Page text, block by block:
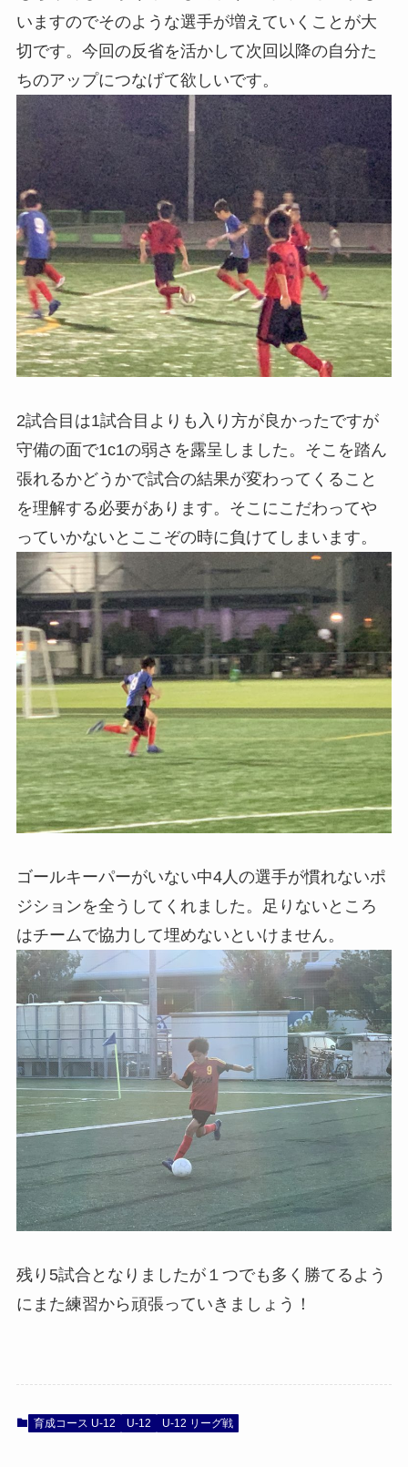
いますのでそのような選手が増えていくことが大
切です。今回の反省を活かして次回以降の自分た
ちのアップにつなげて欲しいです。
2試合目は1試合目よりも入り方が良かったですが
守備の面で1c1の弱さを露呈しました。そこを踏ん
張れるかどうかで試合の結果が変わってくること
を理解する必要があります。そこにこだわってや
っていかないとここぞの時に負けてしまいます。
ゴールキーパーがいない中4人の選手が慣れないポ
ジションを全うしてくれました。足りないところ
はチームで協力して埋めないといけません。
残り5試合となりましたが１つでも多く勝てるよう
にまた練習から頑張っていきましょう！
育成コース U-12 U-12 U-12 リーグ戦